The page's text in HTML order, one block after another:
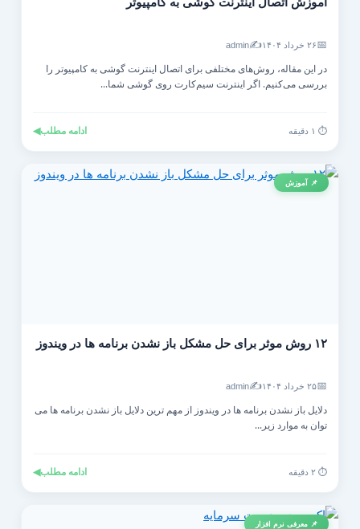
۲۶ خرداد ۱۴۰۴ ✍️
admin
در این مقاله، روش‌های مختلفی برای اتصال اینترنت گوشی به کامپیوتر را
بررسی می‌کنیم. اگر اینترنت سیم‌کارت روی گوشی شما...
ادامه مطلب◀
📌 آموزش
۱۲ روش موثر برای حل مشکل باز نشدن برنامه ها در ویندوز
۲۵ خرداد ۱۴۰۴ ✍️
admin
دلایل باز نشدن برنامه ها در ویندوز از مهم ترین دلایل باز نشدن برنامه ها می
توان به موارد زیر...
ادامه مطلب◀
📌 معرفی نرم افزار